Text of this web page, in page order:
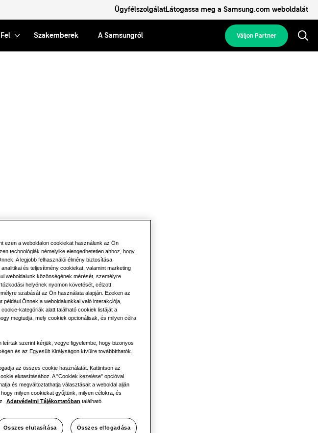
ÜgyfélszolgálatLátogassa meg a Samsung.com weboldalát
Szakemberek A Samsungról Váljon Partner
ezen a weboldalon cookiekat használunk az Ön
technológiák némelyike elengedhetetlen ahhoz, hogy
A legjobb felhasználói élmény biztosítása
és teljesítmény cookiekat, valamint marketing
weboldalunk közönségének mérését, személyre
helyének nyomon követését, célzott
szabását az Ön használata alapján. Ezeken az
Önnek a weboldalunkkal való interakciója,
kategóriák alatt található cookiek listáját a
megtudja, mely cookiek opcionálisak, és milyen célra
szerint kérjük, vegye figyelembe, hogy bizonyos
és az Egyesült Királyságon kívülre továbbíthatók.
az összes cookie használatát. Kattintson az
elutasításához. A "Cookiek kezelése" opcióval
és megváltoztathatja választásait a weboldal alján
milyen cookiekat gyűjtünk, milyen célokra, és
Adatvédelmi Tájékoztatóban található.
Összes elutasítása Összes elfogadása